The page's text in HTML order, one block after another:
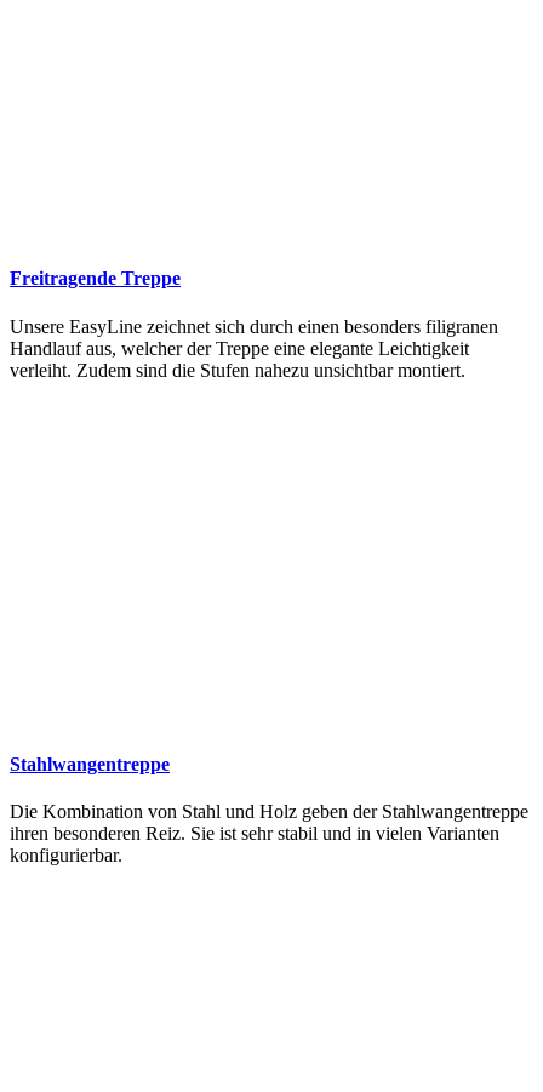
Freitragende Treppe
Unsere EasyLine zeichnet sich durch einen besonders filigranen
Handlauf aus, welcher der Treppe eine elegante Leichtigkeit
verleiht. Zudem sind die Stufen nahezu unsichtbar montiert.
Stahlwangentreppe
Die Kombination von Stahl und Holz geben der Stahlwangentreppe
ihren besonderen Reiz. Sie ist sehr stabil und in vielen Varianten
konfigurierbar.